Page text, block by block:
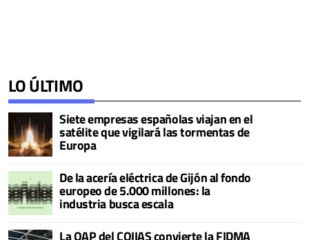
LO ÚLTIMO
Siete empresas españolas viajan en el
satélite que vigilará las tormentas de
Europa
De la acería eléctrica de Gijón al fondo
europeo de 5.000 millones: la
industria busca escala
La OAP del COIIAS convierte la FIDMA